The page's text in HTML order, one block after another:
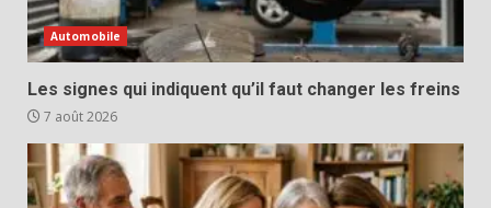
Automobile
Les signes qui indiquent qu’il faut changer les freins
7 août 2026